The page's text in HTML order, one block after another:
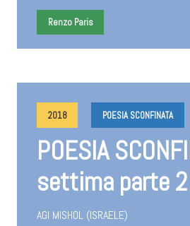
Renzo Paris
2018 POESIA SCONFINATA
POESIA
settima parte 2
AGI MISHOL (ISRAELE)